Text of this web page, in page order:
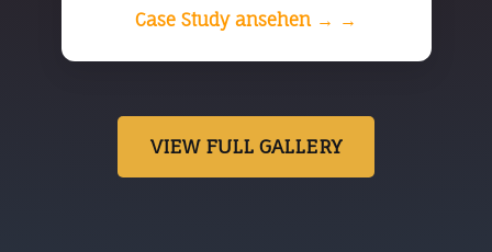
Case Study ansehen → →
VIEW FULL GALLERY